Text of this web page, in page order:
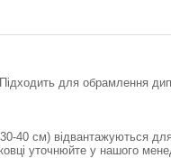
для обрамлення
40 см) відвантажуються
уточнюйте у нашого